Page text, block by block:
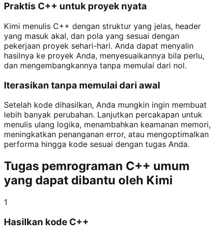
Praktis C++ untuk proyek nyata
Kimi menulis C++ dengan struktur yang jelas, header
yang masuk akal, dan pola yang sesuai dengan
pekerjaan proyek sehari-hari. Anda dapat menyalin
hasilnya ke proyek Anda, menyesuaikannya bila perlu,
dan mengembangkannya tanpa memulai dari nol.
Iterasikan tanpa memulai dari awal
Setelah kode dihasilkan, Anda mungkin ingin membuat
lebih banyak perubahan. Lanjutkan percakapan untuk
menulis ulang logika, menambahkan keamanan memori,
meningkatkan penanganan error, atau mengoptimalkan
performa hingga kode sesuai dengan tugas Anda.
Tugas pemrograman C++ umum
yang dapat dibantu oleh Kimi
1
Hasilkan kode C++